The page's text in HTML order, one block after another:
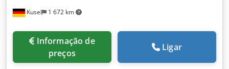
Kusel 1 672 km
preços
Ligar